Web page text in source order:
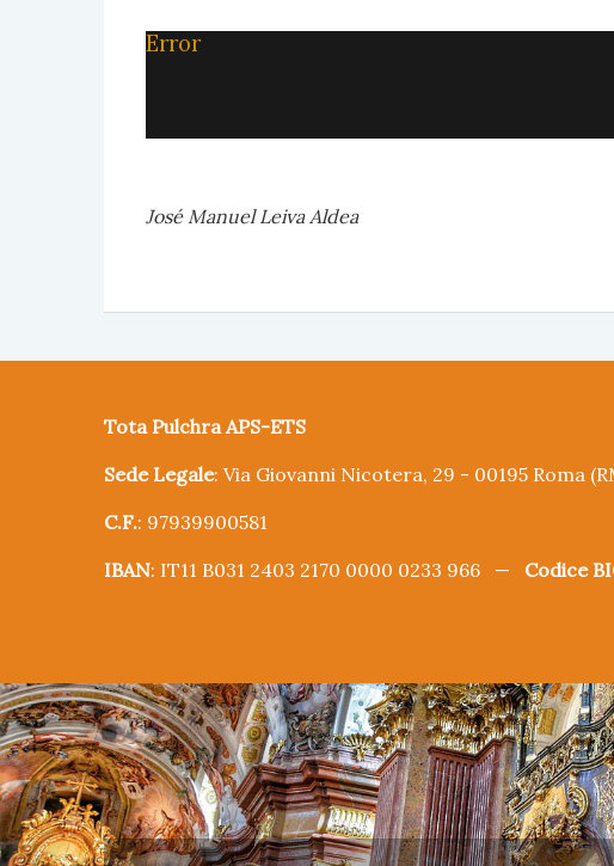
Error
José Manuel Leiva Aldea
Tota Pulchra APS-ETS
Sede Legale: Via Giovanni Nicotera, 29 - 00195 Roma
C.F.: 97939900581
IBAN: IT11 B031 2403 2170 0000 0233 966 — Codice